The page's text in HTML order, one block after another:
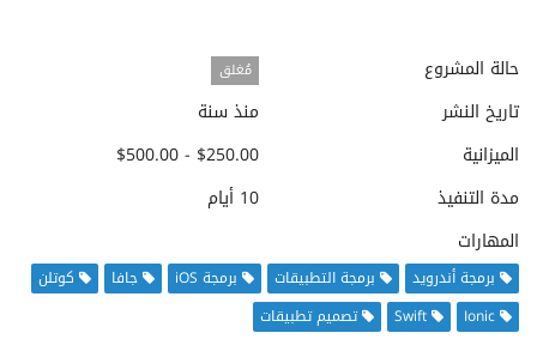
حالة المشروع مُغلق
تاريخ النشر
منذ سنة
الميزانية
$250.00 - $500.00
مدة التنفيذ
10 أيام
المهارات
برمجة أندرويد برمجة التطبيقات برمجة iOS جافا
كوتلن
Ionic
Swift
تصميم تطبيقات